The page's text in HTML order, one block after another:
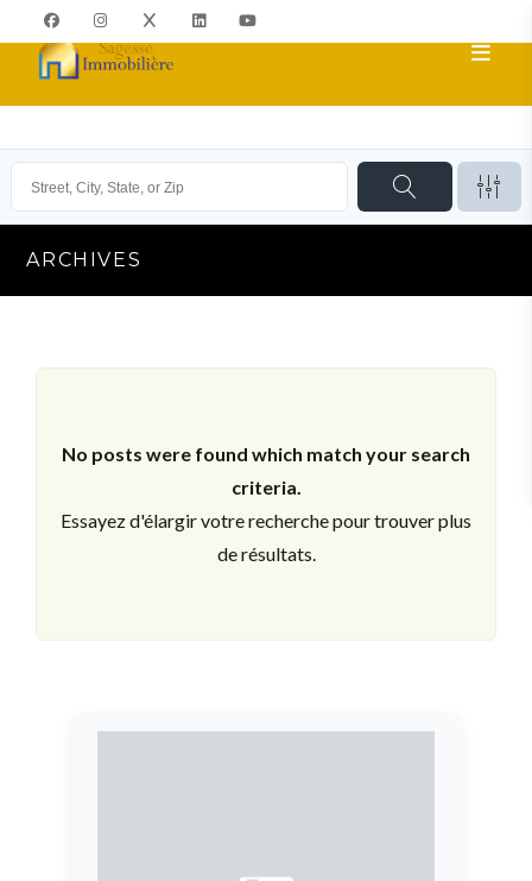
ARCHIVES
No posts were found which match your search
criteria.
Essayez d'élargir votre recherche pour trouver plus
de résultats.